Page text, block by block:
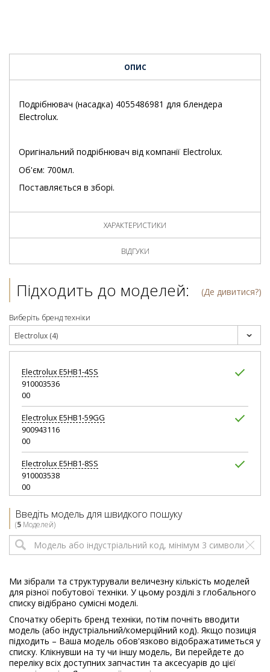
ОПИС
Подрібнювач (насадка) 4055486981 для блендера
Electrolux.
Оригінальний подрібнювач від компанії Electrolux.
Об'єм: 700мл.
Поставляється в зборі.
ХАРАКТЕРИСТИКИ
ВІДГУКИ
Підходить до моделей: (Де дивитися?)
Виберіть бренд техніки
Electrolux (4)
ElectroluxE5HB1-4SS
910003536
00
ElectroluxE5HB1-59GG
900943116
00
ElectroluxE5HB1-8SS
910003538
00
Electrolux
910003672
00
Введіть модель для швидкого пошуку
(5 Моделей)
Ми зібрали та структурували величезну кількість моделей
для різної побутової техніки. У цьому розділі з глобального
списку відібрано сумісні моделі.
Спочатку оберіть бренд техніки, потім почніть вводити
модель (або індустріальний/комерційний код). Якщо позиція
підходить – Ваша модель обов'язково відображатиметься у
списку. Клікнувши на ту чи іншу модель, Ви перейдете до
переліку всіх доступних запчастин та аксесуарів до цієї